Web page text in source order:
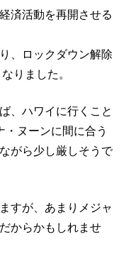
済活動を再開させる
、ロックダウン解除
りました。
、ハワイに行くこと
ヌーンに間に合う
がら少し厳しそうで
すが、あまりメジャ
からかもしれませ